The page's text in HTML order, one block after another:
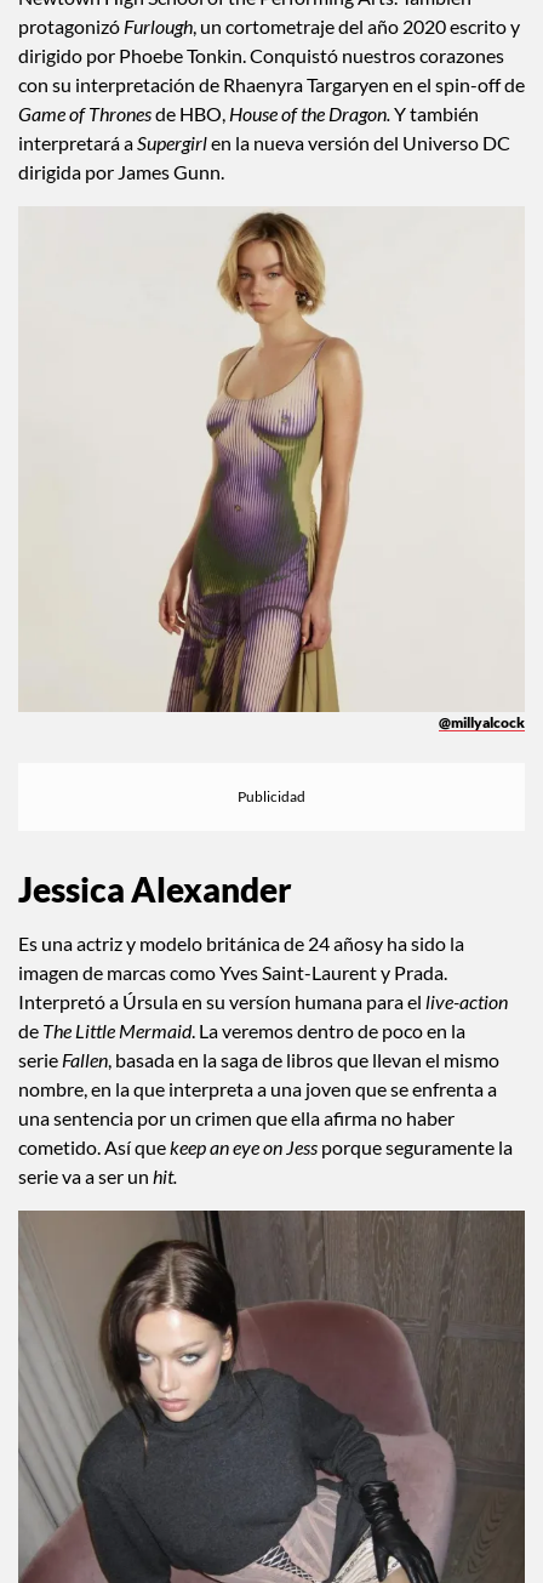
protagonizó Furlough, un cortometraje del año 2020 escrito y
dirigido por Phoebe Tonkin. Conquistó nuestros corazones
con su interpretación de Rhaenyra Targaryen en el spin-off de
Game of Thronesde HBO, House of the Dragon.Y también
interpretará aSupergirlen la nueva versión del Universo DC
dirigida por James Gunn.
@millyalcock
Jessica Alexander
Es una actriz y modelo británica de 24 añosy ha sido la
imagen de marcas como Yves Saint-Laurent y Prada.
Interpretó a Úrsula en su versíon humana para el live-action
de The Little Mermaid. La veremos dentro de poco en la
serie Fallen, basada en la saga de libros que llevan el mismo
nombre, en la que interpreta a una joven que se enfrenta a
una sentencia por un crimen que ella afirma no haber
cometido. Así quekeep an eye on Jess porque seguramente la
serie va a ser un hit.